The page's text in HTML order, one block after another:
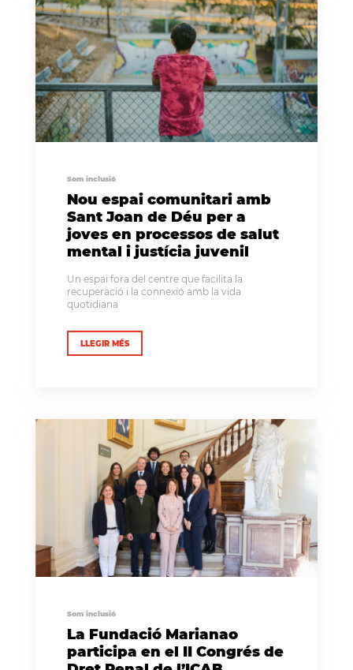
Som inclusió
Nou espai comunitari amb
Sant Joan de Déu per a
joves en processos de salut
mental i justícia juvenil
Un espai fora del centre que facilita la
recuperació i la connexió amb la vida
quotidiana
LLEGIR MÉS
Som inclusió
La Fundació Marianao
participa en el II Congrés de